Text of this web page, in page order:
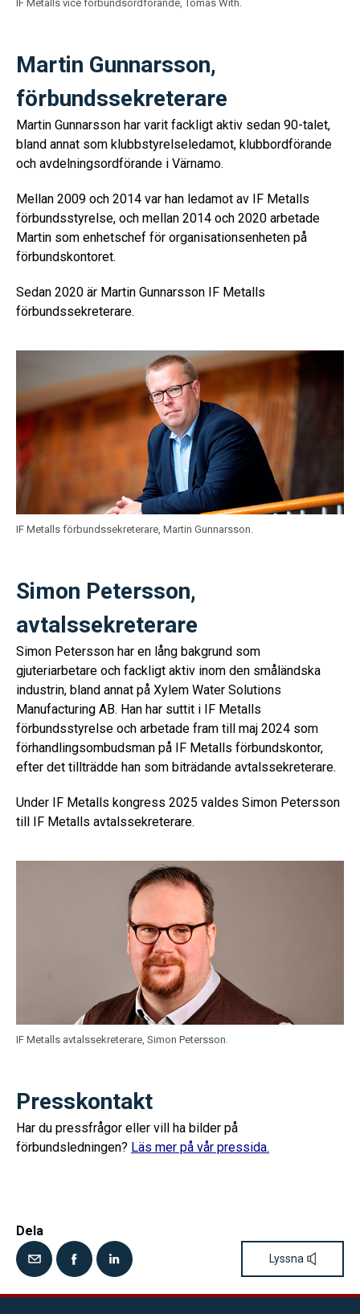
IF Metalls vice förbundsordförande, Tomas With.
Martin Gunnarsson,
förbundssekreterare
Martin Gunnarsson har varit fackligt aktiv sedan 90-talet,
bland annat som klubbstyrelseledamot, klubbordförande
och avdelningsordförande i Värnamo.
Mellan 2009 och 2014 var han ledamot av IF Metalls
förbundsstyrelse, och mellan 2014 och 2020 arbetade
Martin som enhetschef för organisationsenheten på
förbundskontoret.
Sedan 2020 är Martin Gunnarsson IF Metalls
förbundssekreterare.
IF Metalls förbundssekreterare, Martin Gunnarsson.
Simon Petersson,
avtalssekreterare
Simon Petersson har en lång bakgrund som
gjuteriarbetare och fackligt aktiv inom den småländska
industrin, bland annat på Xylem Water Solutions
Manufacturing AB. Han har suttit i IF Metalls
förbundsstyrelse och arbetade fram till maj 2024 som
förhandlingsombudsman på IF Metalls förbundskontor,
efter det tillträdde han som biträdande avtalssekreterare.
Under IF Metalls kongress 2025 valdes Simon Petersson
till IF Metalls avtalssekreterare.
IF Metalls avtalssekreterare, Simon Petersson.
Presskontakt
Har du pressfrågor eller vill ha bilder på
förbundsledningen? Läs mer på vår pressida.
Dela
Lyssna